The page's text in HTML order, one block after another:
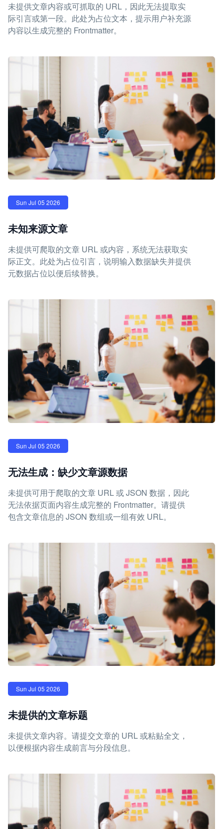
未提供文章内容或可抓取的 URL，因此无法提取实
际引言或第一段。此处为占位文本，提示用户补充源
内容以生成完整的 Frontmatter。
Sun Jul 05 2026
未知来源文章
未提供可爬取的文章 URL 或内容，系统无法获取实
际正文。此处为占位引言，说明输入数据缺失并提供
元数据占位以便后续替换。
Sun Jul 05 2026
无法生成：缺少文章源数据
未提供可用于爬取的文章 URL 或 JSON 数据，因此
无法依据页面内容生成完整的 Frontmatter。请提供
包含文章信息的 JSON 数组或一组有效 URL。
Sun Jul 05 2026
未提供的文章标题
未提供文章内容。请提交文章的 URL 或粘贴全文，
以便根据内容生成前言与分段信息。